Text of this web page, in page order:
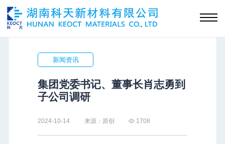
新闻资讯
集团党委书记、董事长肖志勇到
子公司调研
2024-10-14 来源：原创 1708